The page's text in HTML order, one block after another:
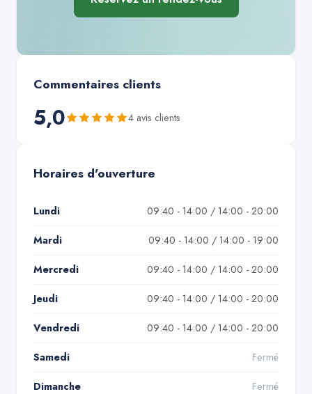
Commentaires clients
5,0 4 avis clients
Horaires d'ouverture
Lundi 09:40 - 14:00 / 14:00 - 20:00
Mardi 09:40 - 14:00 / 14:00 - 19:00
Mercredi 09:40 - 14:00 / 14:00 - 20:00
Jeudi 09:40 - 14:00 / 14:00 - 20:00
Vendredi 09:40 - 14:00 / 14:00 - 20:00
Samedi Fermé
Dimanche Fermé